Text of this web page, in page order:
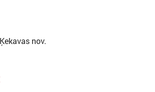
nov.